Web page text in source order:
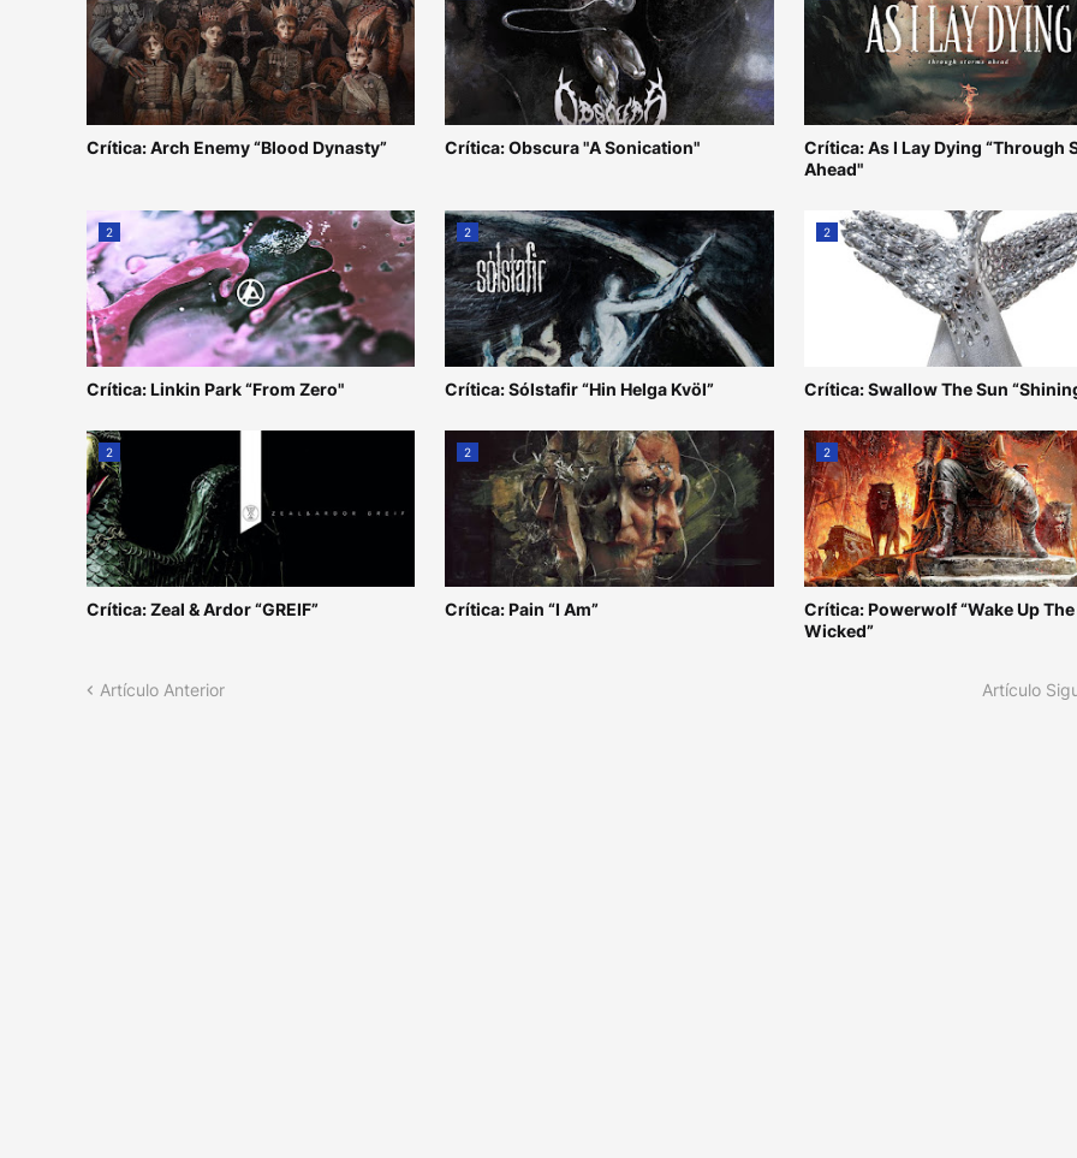
Crítica: Arch Enemy “Blood Dynasty” Crítica: Obscura "A Sonication"
Crítica: As I Lay Dying “Through
Ahead"
2
Crítica: Linkin Park “From Zero"
2
Crítica: Sólstafir “Hin Helga Kvöl”
2
Crítica: Swallow The Sun
2
Crítica: Zeal & Ardor “GREIF”
2
Crítica: Pain “I Am”
2
Crítica: Powerwolf “Wake Up The
Wicked”
Artículo Anterior Artículo